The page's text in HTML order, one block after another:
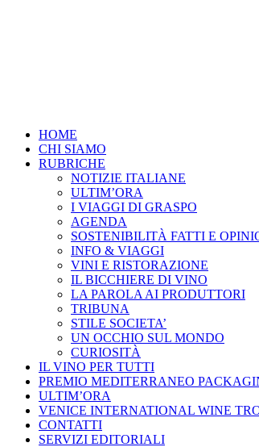
HOME
CHI SIAMO
RUBRICHE
NOTIZIE ITALIANE
ULTIM’ORA
I VIAGGI DI GRASPO
AGENDA
SOSTENIBILITÀ FATTI E
INFO & VIAGGI
VINI E RISTORAZIONE
IL BICCHIERE DI VINO
LA PAROLA AI PRODUTTORI
TRIBUNA
STILE SOCIETA’
UN OCCHIO SUL MONDO
CURIOSITÀ
IL VINO PER TUTTI
PREMIO MEDITERRANEO
ULTIM’ORA
VENICE INTERNATIONAL WINE
CONTATTI
SERVIZI EDITORIALI